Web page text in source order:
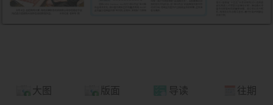
大图 版面 导读 往期